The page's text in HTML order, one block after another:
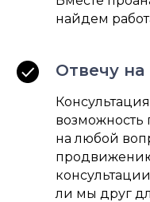
найдем
Отвечу
возможность
на любой
ли мы друг